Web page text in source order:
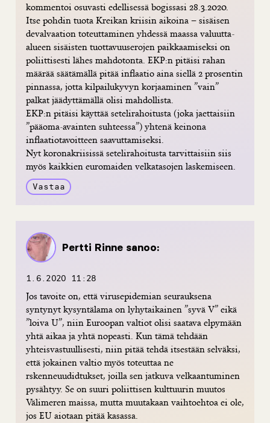
kommentoi osuvasti edellisessä bogissasi 28.3.2020.
Itse pohdin tuota Kreikan kriisin aikoina – sisäisen
devalvaation toteuttaminen yhdessä maassa valuutta-
alueen sisäisten tuottavuuserojen paikkaamiseksi on
poliittisesti lähes mahdotonta. EKP:n pitäisi rahan
määrää säätämällä pitää inflaatio aina siellä 2 prosentin
pinnassa, jotta kilpailukyvyn korjaaminen ”vain”
palkat jäädyttämällä olisi mahdollista.
EKP:n pitäisi käyttää setelirahoitusta (joka jaettaisiin
”pääoma-avainten suhteessa”) yhtenä keinona
inflaatiotavoitteen saavuttamiseksi.
Nyt koronakriisissä setelirahoitusta tarvittaisiin siis
myös kaikkien euromaiden velkatasojen laskemiseen.
Vastaa
Pertti Rinne sanoo:
1.6.2020 11:28
Jos tavoite on, että virusepidemian seurauksena
syntynyt kysyntälama on lyhytaikainen ”syvä V” eikä
”loiva U”, niin Euroopan valtiot olisi saatava elpymään
yhtä aikaa ja yhtä nopeasti. Kun tämä tehdään
yhteisvastuullisesti, niin pitää tehdä itsestään selväksi,
että jokainen valtio myös toteuttaa ne
rskenneuudidtukset, joilla sen jatkuva velkaantuminen
pysähtyy. Se on suuri poliittisen kulttuurin muutos
Välimeren maissa, mutta muutakaan vaihtoehtoa ei ole,
jos EU aiotaan pitää kasassa.